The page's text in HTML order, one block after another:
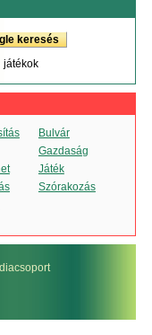
játékok
Bulvár
Gazdaság
Játék
Szórakozás